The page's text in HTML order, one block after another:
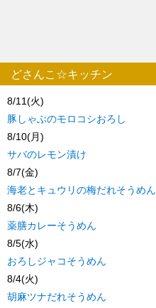
どさんこ☆キッチン
8/11(火)
豚しゃぶのモロコシおろし
8/10(月)
サバのレモン漬け
8/7(金)
海老とキュウリの梅だれそうめん
8/6(木)
薬膳カレーそうめん
8/5(水)
おろしジャコそうめん
8/4(火)
胡麻ツナだれそうめん